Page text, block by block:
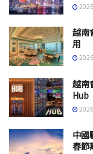
越南
用
越南
Hub
中國
春節